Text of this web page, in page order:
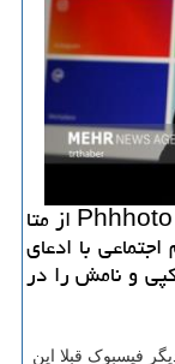
ما دیجیتال: اپلیکیشن عکس منسوخ شده Phhhoto از متا
با ادعای
و نامش را در
فیسبوک قبلا این